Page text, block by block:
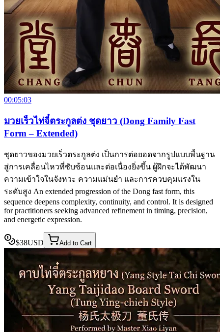
00:05:03
มวยเร็วไท่จี๋ตระกูลต่ง ชุดยาว (Dong Family Fast
Form – Extended)
ชุดยาวของมวยเร็วตระกูลต่ง เป็นการต่อยอดจากรูปแบบพื้นฐาน
สู่การเคลื่อนไหวที่ซับซ้อนและต่อเนื่องยิ่งขึ้น ผู้ฝึกจะได้พัฒนา
ความเข้าใจในจังหวะ ความแม่นยำ และการควบคุมแรงใน
ระดับสูง An extended progression of the Dong fast form, this
sequence deepens complexity, continuity, and control. It is designed
for practitioners seeking advanced refinement in timing, precision,
and energetic expression.
$38USD Add to Cart